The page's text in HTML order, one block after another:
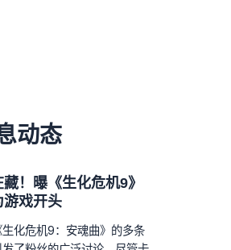
动态
！曝《生化危机9》
游戏开头
化危机9：安魂曲》的多条